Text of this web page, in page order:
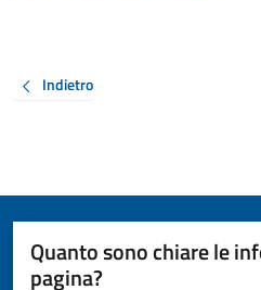
Indietro
Quanto sono chiare le
pagina?